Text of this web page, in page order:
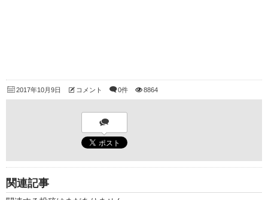
2017年10月9日 コメント 0件 8864
関連記事